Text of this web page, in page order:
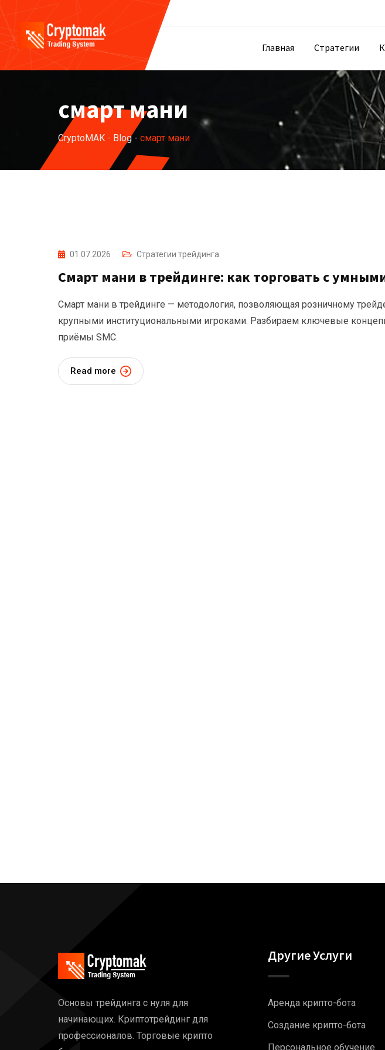
Skip
to
content
Главная Стратегии
смарт мани
CryptoMAK - Blog- смарт мани
01.07.2026 Стратегии трейдинга
Смарт мани в трейдинге: как торговать с
Смарт мани в трейдинге — методология, позволяющая розничному
крупными институциональными игроками. Разбираем ключевые
приёмы SMC.
Read more
Основы трейдинга с нуля для
начинающих. Криптотрейдинг для
профессионалов. Торговые крипто
Другие Услуги
Аренда крипто-бота
Создание крипто-бота
Персональное обучение